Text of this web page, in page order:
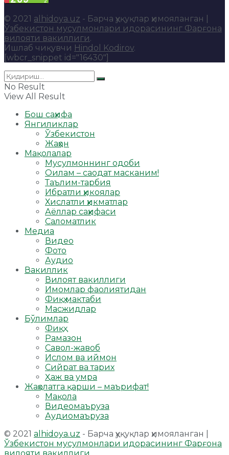
© 2021 alhidoya.uz - Барча ҳуқуқлар ҳимояланган |
Ўзбекистон мусулмонлари идорасининг Фарғона
вилояти вакиллиги.
Ишлаб чиқувчи Hindol Kodirov.
[wbcr_snippet id="16430"]
No Result
View All Result
Бош саҳифа
Янгиликлар
Ўзбекистон
Жаҳон
Мақолалар
Мусулмоннинг одоби
Оилам – саодат масканим!
Таълим-тарбия
Ибратли ҳикоялар
Хислатли ҳикматлар
Аёллар саҳифаси
Саломатлик
Медиа
Видео
Фото
Аудио
Вакиллик
Вилоят вакиллиги
Имомлар фаолиятидан
Фиқҳ мактаби
Масжидлар
Бўлимлар
Фиқҳ
Рамазон
Савол-жавоб
Ислом ва иймон
Сийрат ва тарих
Ҳаж ва умра
Жаҳолатга қарши – маърифат!
Мақола
Видеомаъруза
Аудиомаъруза
© 2021 alhidoya.uz - Барча ҳуқуқлар ҳимояланган |
Ўзбекистон мусулмонлари идорасининг Фарғона